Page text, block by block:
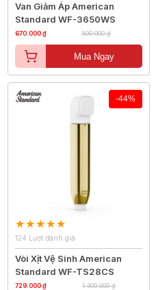
Van Giảm Áp American
Standard WF-3650WS
670.000 ₫ 800.000 ₫
Mua Ngay
-44%
124 Lượt đánh giá
Vòi Xịt Vệ Sinh American
Standard WF-TS28CS
729.000 ₫ 1.300.000 ₫